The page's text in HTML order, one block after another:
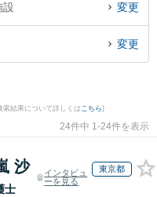
解決の実績豊富な近くの弁護士
律相談できる岡山市北区内の弁
さんにおすすめです。
設 変更
変更
索結果について詳しくは こちら)
24件中 1-24件を表示
沙
士
インタビュ
ーを見る
東京都